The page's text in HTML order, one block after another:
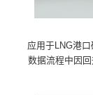
应用于LNG港
数据流程中因